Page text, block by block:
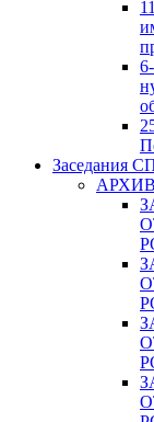
Заседания